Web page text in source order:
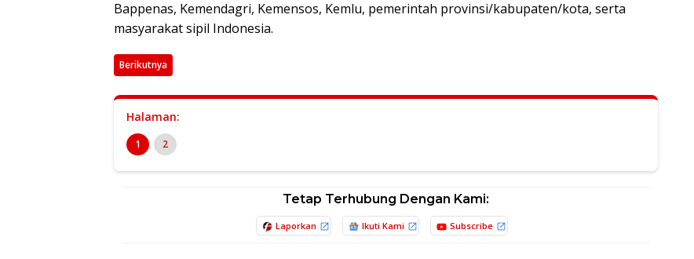
Bappenas, Kemendagri, Kemensos, Kemlu, pemerintah provinsi/kabupaten/kota, serta
masyarakat sipil Indonesia.
Berikutnya
Halaman:
1 2
Tetap Terhubung Dengan Kami:
Laporkan Ikuti Kami Subscribe